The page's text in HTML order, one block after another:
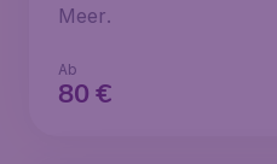
Meer.
€
80
Ab